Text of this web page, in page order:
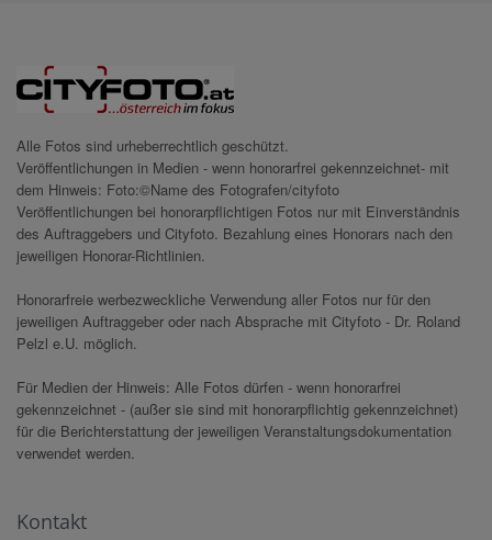
Alle Fotos sind urheberrechtlich geschützt.
Veröffentlichungen in Medien - wenn honorarfrei gekennzeichnet- mit
dem Hinweis: Foto:©Name des Fotografen/cityfoto
Veröffentlichungen bei honorarpflichtigen Fotos nur mit Einverständnis
des Auftraggebers und Cityfoto. Bezahlung eines Honorars nach den
jeweiligen Honorar-Richtlinien.
Honorarfreie werbezweckliche Verwendung aller Fotos nur für den
jeweiligen Auftraggeber oder nach Absprache mit Cityfoto - Dr. Roland
Pelzl e.U. möglich.
Für Medien der Hinweis: Alle Fotos dürfen - wenn honorarfrei
gekennzeichnet - (außer sie sind mit honorarpflichtig gekennzeichnet)
für die Berichterstattung der jeweiligen Veranstaltungsdokumentation
verwendet werden.
Kontakt